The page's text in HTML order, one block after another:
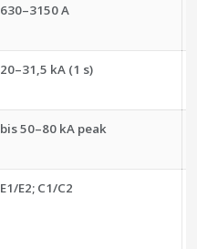
630–3150 A
20–31,5 kA (1 s)
bis 50–80 kA peak
E1/E2; C1/C2